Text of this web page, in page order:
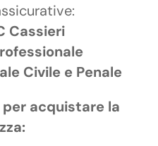
Cassieri
Civile e Penale
acquistare la